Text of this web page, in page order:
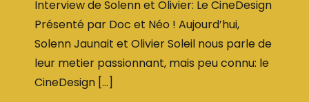
Interview de Solenn et Olivier: Le CineDesign
Présenté par Doc et Néo ! Aujourd’hui,
Solenn Jaunait et Olivier Soleil nous parle de
leur metier passionnant, mais peu connu: le
CineDesign […]